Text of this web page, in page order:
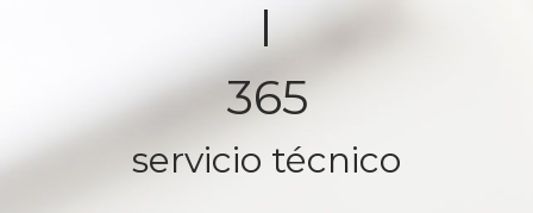
365
servicio técnico